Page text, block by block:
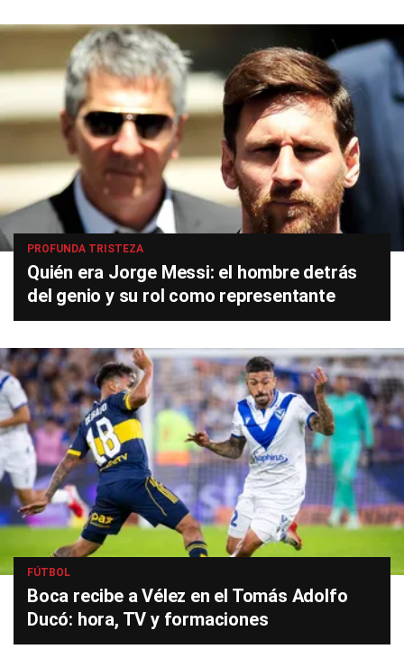
PROFUNDA TRISTEZA
Quién era Jorge Messi: el hombre detrás
del genio y su rol como representante
FÚTBOL
Boca recibe a Vélez en el Tomás Adolfo
Ducó: hora, TV y formaciones